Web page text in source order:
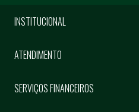
INSTITUCIONAL
ATENDIMENTO
SERVIÇOS FINANCEIROS